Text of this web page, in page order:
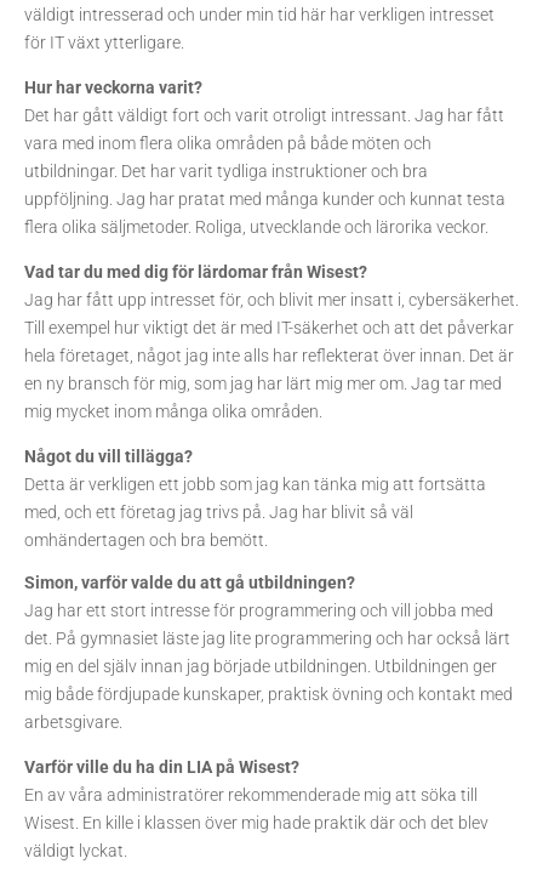
väldigt intresserad och under min tid här har verkligen intresset
för IT växt ytterligare.
Hur har veckorna varit?
Det har gått väldigt fort och varit otroligt intressant. Jag har fått
vara med inom flera olika områden på både möten och
utbildningar. Det har varit tydliga instruktioner och bra
uppföljning. Jag har pratat med många kunder och kunnat testa
flera olika säljmetoder. Roliga, utvecklande och lärorika veckor.
Vad tar du med dig för lärdomar från Wisest?
Jag har fått upp intresset för, och blivit mer insatt i, cybersäkerhet.
Till exempel hur viktigt det är med IT-säkerhet och att det påverkar
hela företaget, något jag inte alls har reflekterat över innan. Det är
en ny bransch för mig, som jag har lärt mig mer om. Jag tar med
mig mycket inom många olika områden.
Något du vill tillägga?
Detta är verkligen ett jobb som jag kan tänka mig att fortsätta
med, och ett företag jag trivs på. Jag har blivit så väl
omhändertagen och bra bemött.
Simon, varför valde du att gå utbildningen?
Jag har ett stort intresse för programmering och vill jobba med
det. På gymnasiet läste jag lite programmering och har också lärt
mig en del själv innan jag började utbildningen. Utbildningen ger
mig både fördjupade kunskaper, praktisk övning och kontakt med
arbetsgivare.
Varför ville du ha din LIA på Wisest?
En av våra administratörer rekommenderade mig att söka till
Wisest. En kille i klassen över mig hade praktik där och det blev
väldigt lyckat.